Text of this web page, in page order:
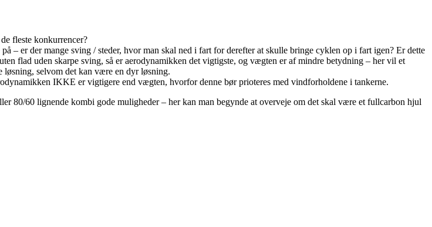
fleste konkurrencer?
– er der mange sving / steder, hvor man skal ned i fart for derefter at skulle bringe cyklen op i fart igen? Er dette
flad uden skarpe sving, så er aerodynamikken det vigtigste, og vægten er af mindre betydning – her vil et
selvom det kan være en dyr løsning.
IKKE er vigtigere end vægten, hvorfor denne bør prioteres med vindforholdene i tankerne.
80/60 lignende kombi gode muligheder – her kan man begynde at overveje om det skal være et fullcarbon hjul